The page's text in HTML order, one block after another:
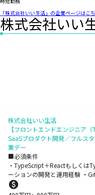
「株式会社いい生活」の企業ページはこ
株式会社いい
株式会社いい生活
【フロントエンドエンジニア
SaaSプロダクト開発／フルス
業デー
■必須条件
・TypeScript＋Reactもしくは
ーションの開発と運用経験 ・